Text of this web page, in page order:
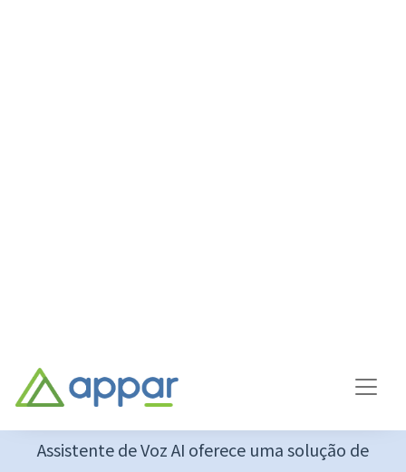
formulário utilizável ou responder
Assistente de Voz AI oferece uma solução de